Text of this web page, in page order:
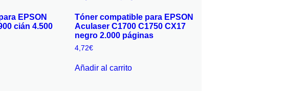
EPSON
cián 4.500
Tóner compatible para EPSON
Aculaser C1700 C1750 CX17
negro 2.000 páginas
4,72€
Añadir al carrito